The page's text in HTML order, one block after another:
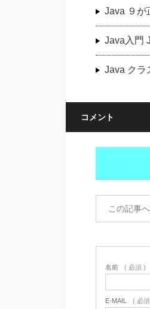
Java ９が
Java入門
Java クラ
コメント
この記事
名前 ( 必須 )
E-MAIL ( 必